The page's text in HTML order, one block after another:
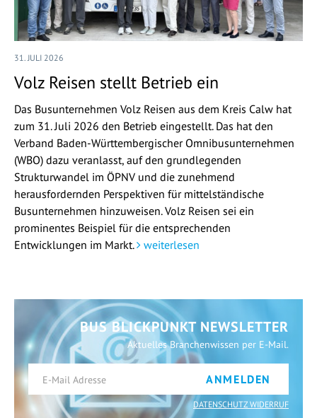
31. JULI 2026
Volz Reisen stellt Betrieb ein
Das Busunternehmen Volz Reisen aus dem Kreis Calw hat
zum 31. Juli 2026 den Betrieb eingestellt. Das hat den
Verband Baden-Württembergischer Omnibusunternehmen
(WBO) dazu veranlasst, auf den grundlegenden
Strukturwandel im ÖPNV und die zunehmend
herausfordernden Perspektiven für mittelständische
Busunternehmen hinzuweisen. Volz Reisen sei ein
prominentes Beispiel für die entsprechenden
Entwicklungen im Markt.
weiterlesen
BUS BLICKPUNKT NEWSLETTER
Aktuelles Branchenwissen per E-Mail.
ANMELDEN
DATENSCHUTZ WIDERRUF